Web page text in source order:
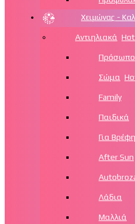
Χειμώνας -
Αντιηλιακά
Πρόσωπο
Σώμα
Family
Παιδικά
Για Βρέφη
After Sun
Λάδια
Μαλλιά